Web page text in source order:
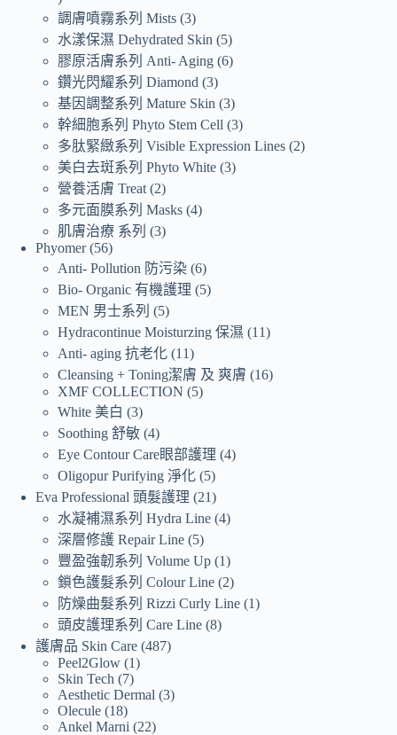
調膚噴霧系列 Mists 3
水漾保濕 Dehydrated Skin
5
膠原活膚系列 Anti- Aging 6
鑽光閃耀系列 Diamond 3
基因調整系列 Mature Skin 3
幹細胞系列 Phyto Stem Cell 3
多肽緊緻系列 Visible Expression Lines 2
美白去斑系列 Phyto White 3
營養活膚 Treat 2
多元面膜系列 Masks 4
肌膚治療 系列
3
Phyomer 56
Anti- Pollution 防污染 6
Bio- Organic 有機護理
5
MEN 男士系列
5
Hydracontinue Moisturzing 保濕
11
Anti- aging 抗老化 11
Cleansing + Toning潔膚 及 爽膚
16
XMF COLLECTION
5
White 美白
3
Soothing 舒敏 4
Eye Contour Care眼部護理 4
Oligopur Purifying 淨化 5
Eva Professional 頭髮護理
21
水凝補濕系列 Hydra Line 4
深層修護 Repair Line 5
豐盈強韌系列 Volume Up 1
鎖色護髮系列 Colour Line 2
防燥曲髮系列 Rizzi Curly Line 1
頭皮護理系列 Care Line 8
護膚品 Skin Care 487
Peel2Glow 1
Skin Tech
7
Aesthetic Dermal 3
Olecule 18
Ankel Marni
22